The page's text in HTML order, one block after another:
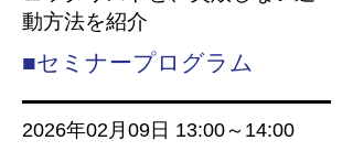
動方法を紹介
■セミナープログラム
2026年02月09 日 13:00～14:00